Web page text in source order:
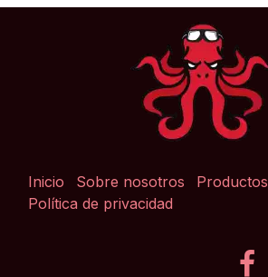
Inicio Sobre nosotros Productos
Política de privacidad